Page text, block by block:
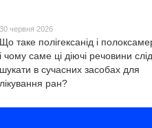
30 червня 2026
Що таке полігексанід і
і чому саме ці діючі речовини слід
шукати в сучасних засобах для
лікування ран?